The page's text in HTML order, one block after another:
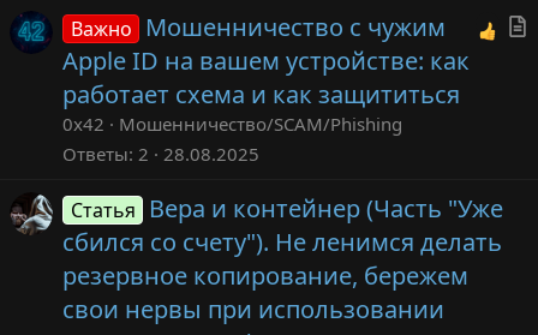
Важно
Мошенничество с чужим
Apple ID на вашем устройстве: как
работает схема и как защититься
0x42
Мошенничество/SCAM/Phishing
Ответы 2 28.08.2025
Статья
Вера и контейнер (Часть "Уже
сбился со счету"). Не ленимся делать
резервное копирование, бережем
свои нервы при использовании